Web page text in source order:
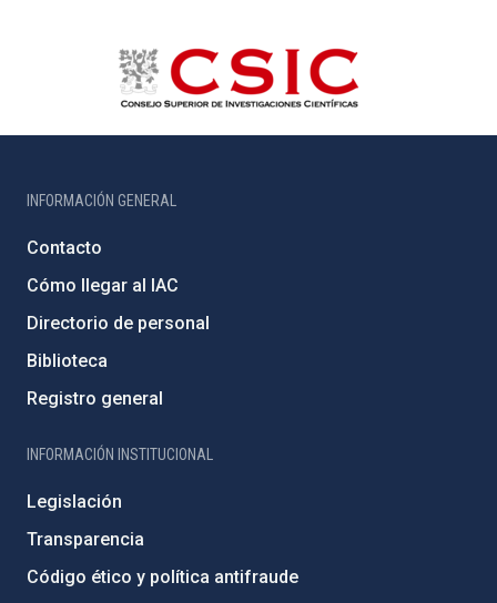
INFORMACIÓN GENERAL
Contacto
Cómo llegar al IAC
Directorio de personal
Biblioteca
Registro general
INFORMACIÓN INSTITUCIONAL
Legislación
Transparencia
Código ético y política antifraude